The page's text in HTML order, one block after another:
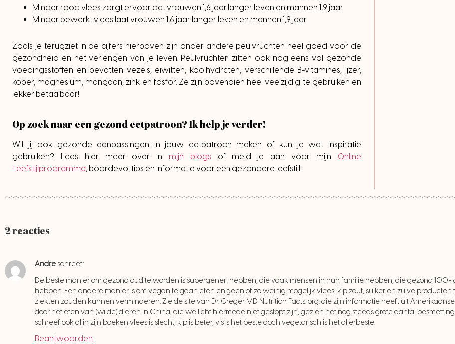
Minder rood vlees zorgt ervoor dat vrouwen 1,6 jaar langer leven en mannen 1,9 jaar
Minder bewerkt vlees laat vrouwen 1,6 jaar langer leven en mannen 1,9 jaar.
Zoals je terugziet in de cijfers hierboven zijn onder andere peulvruchten heel goed voor de
gezondheid en het verlengen van je leven. Peulvruchten zitten ook nog eens vol gezonde
voedingsstoffen en bevatten vezels, eiwitten, koolhydraten, verschillende B-vitamines, ijzer,
koper, magnesium, mangaan, zink en fosfor. Ze zijn bovendien heel veelzijdig te gebruiken en
lekker betaalbaar!
Op zoek naar een gezond eetpatroon? Ik help je verder!
Wil jij ook gezonde aanpassingen in jouw eetpatroon maken of kun je wat inspiratie
gebruiken? Lees hier meer over in mijn blogs of meld je aan voor mijn Online
Leefstijlprogramma, boordevol tips en informatie voor een gezondere leefstijl!
2 reacties
Andre schreef:
De beste manier om gezond oud te worden is supergenen hebben, die vaak mensen in hun familie hebben, die gezond
hebben. Een andere manier is om vegan te gaan eten en geen of zo weinig mogelijk vlees, kip,zout, suiker en zuivelproducten
ziekten zouden kunnen verminderen. Zie de site van Dr. Greger MD Nutrition Facts. org. die zijn informatie heeft uit
door het eten van (wilde) dieren in China, die wellicht hiermede niet gestopt zijn, gezien het nog steeds grote aantal
schreef ook al in zijn boeken vlees is slecht, kip is beter, vis is het beste doch vegetarisch is het allerbeste.
Beantwoorden